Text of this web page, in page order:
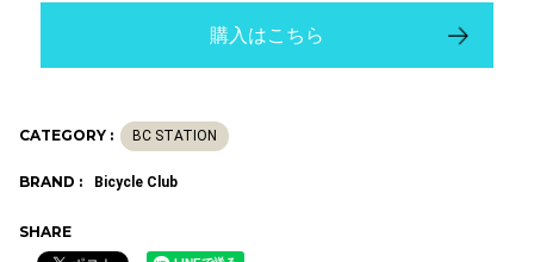
購入はこちら
CATEGORY : BC STATION
BRAND : Bicycle Club
SHARE